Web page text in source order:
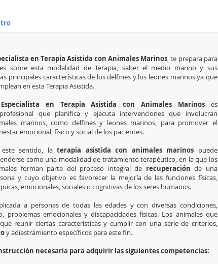
en Terapia Asistida con Animales Marinos, te prepara para
sobre esta modalidad de Terapia, saber el medio marino y sus
principales características de los delfines y los leones marinos ya que
en esta Terapia Asistida.
Especialista en Terapia Asistida con Animales Marinoses
que planifica y ejecuta intervenciones que involucran
marinos, como delfines y leones marinos, para promover el
emocional, físico y social de los pacientes.
este sentido, laterapia asistida con animales marinos puede
como una modalidad de tratamiento terapéutico, en la que los
forman parte del proceso integralde recuperaciónde una
y cuyo objetivo es favorecer la mejoría de las funciones físicas,
emocionales, sociales o cognitivas de los seres humanos.
a personas de todas las edades y con diversas condiciones,
problemas emocionales y discapacidades físicas. Los animales que
reunir ciertas características y cumplir con una serie de criterios,
y adiestramiento específicos para este fin.
necesaria para adquirir las siguientes competencias: